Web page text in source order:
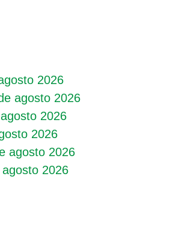
2026
agosto 2026
2026
2026
agosto 2026
2026